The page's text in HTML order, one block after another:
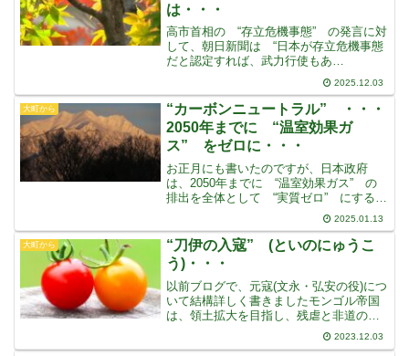
は・・・
高市首相の “存立危機事態” の発言に対
して、朝日新聞は “日本が存立危機事態
だと認定すれば、武力行使もあ
る・・・” と、高市首相が全く使ってい
ない “武力行使” という言葉を使い、ま
るで日本が中国を攻撃するような書き方
をしていたのですが、
2025.12.03
大町から
“カーボンニュートラル” ・・・
2050年までに “温室効果ガ
ス” をゼロに・・・
お正月にも書いたのですが、日本政府
は、2050年までに “温室効果ガス” の
排出を全体として “実質ゼロ” にすると
いう “カーボンニュートラル” を実現す
ると宣言しています地球温暖化につなが
る・・・と考えられている “温室効果ガ
ス” の排
2025.01.13
大町から
“刀伊の入寇” (といのにゅうこ
う)・・・
以前ブログで、元寇(文永・弘安の役)につ
いて結構詳しく書きましたモンゴル帝国
は、領土拡大を目指し、残虐と非道の限
りを尽くし、いくつもの民族と文化を絶
滅させ、ユーラシア大陸をほぼ手中に
2023.12.03